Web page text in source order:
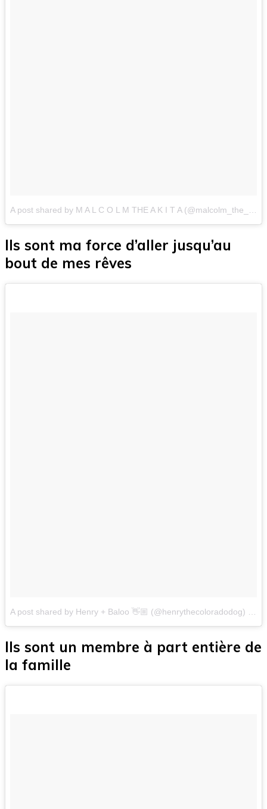
Ils sont ma force d’aller jusqu’au
bout de mes rêves
A post shared by Henry + Baloo 👋🏼 (@henrythecoloradodog)
Ils sont un membre à part entière de
la famille